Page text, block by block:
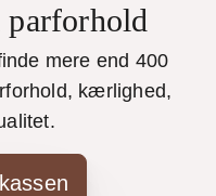
parforhold
mere end 400
kærlighed,